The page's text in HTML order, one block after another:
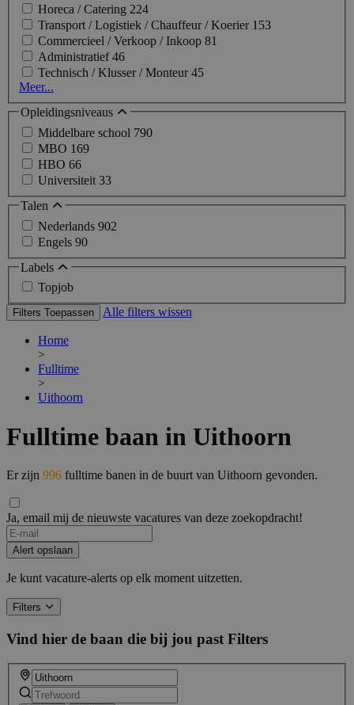
Horeca / Catering 224
Transport / Logistiek / Chauffeur / Koerier 153
Commercieel / Verkoop / Inkoop 81
Administratief46
Technisch / Klusser / Monteur45
Meer...
Opleidingsniveaus
Middelbare school 790
MBO 169
HBO 66
Universiteit 33
Talen
Nederlands 902
Engels 90
Labels
Topjob
Filters Toepassen Alle filters wissen
Home
>
Fulltime
>
Uithoorn
Fulltime baan in Uithoorn
Er zijn 996 fulltime banen in de buurt van Uithoorn gevonden.
Ja, email mij de nieuwste vacatures van deze zoekopdracht!
Alert opslaan
Je kunt vacature-alerts op elk moment uitzetten.
Filters
Vind hier de baan die bij jou past Filters